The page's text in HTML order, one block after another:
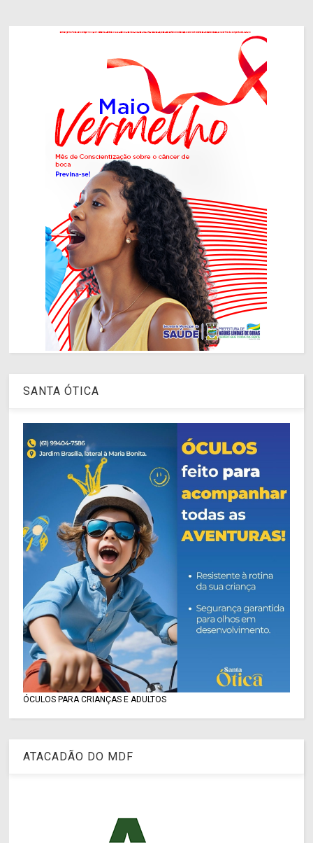
SANTA ÓTICA
ÓCULOS PARA CRIANÇAS E ADULTOS
ATACADÃO DO MDF